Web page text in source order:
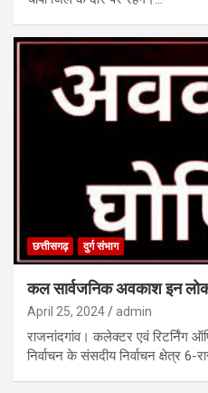
छत्तीसगढ़ दुर्ग संभाग
कल सार्वजनिक अवकाश इन
April 25, 2024 admin
राजनांदगांव। कलेक्टर एवं
निर्वाचन के संसदीय निर्वाचन क्षेत्र 6-